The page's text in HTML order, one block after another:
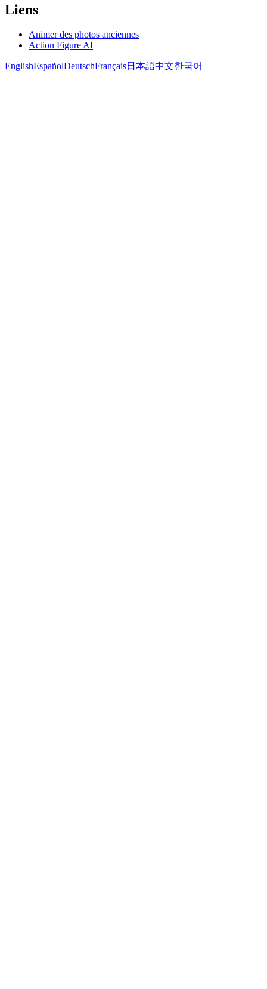
Liens
Animer des photos anciennes
Action Figure AI
EnglishEspañolDeutschFrançais日本語中文한국어